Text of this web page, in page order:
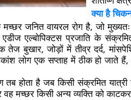
क्या है
जनित वायरल रोग है, जो मुख्यतः
एल्बोपिक्टस प्रजाति के
तेज बुखार, जोड़ों में तीव्र दर्द,
लोग एक सप्ताह में ठीक हो जाते
तब होता है जब किसी संक्रमित
मच्छर किसी अन्य व्यक्ति को